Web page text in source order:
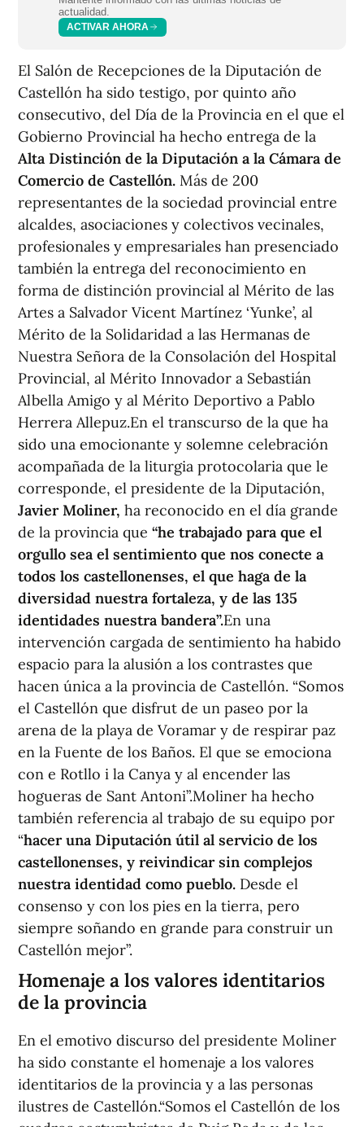
actualidad.
ACTIVAR AHORA
El Salón de Recepciones de la Diputación de
Castellón ha sido testigo, por quinto año
consecutivo, del Día de la Provincia en el que el
Gobierno Provincial ha hecho entrega de la
Alta Distinción de la Diputación a la Cámara de
Comercio de Castellón. Más de 200
representantes de la sociedad provincial entre
alcaldes, asociaciones y colectivos vecinales,
profesionales y empresariales han presenciado
también la entrega del reconocimiento en
forma de distinción provincial al Mérito de las
Artes a Salvador Vicent Martínez ‘Yunke’, al
Mérito de la Solidaridad a las Hermanas de
Nuestra Señora de la Consolación del Hospital
Provincial, al Mérito Innovador a Sebastián
Albella Amigo y al Mérito Deportivo a Pablo
Herrera Allepuz.En el transcurso de la que ha
sido una emocionante y solemne celebración
acompañada de la liturgia protocolaria que le
corresponde, el presidente de la Diputación,
Javier Moliner, ha reconocido en el día grande
de la provincia que “he trabajado para que el
orgullo sea el sentimiento que nos conecte a
todos los castellonenses, el que haga de la
diversidad nuestra fortaleza, y de las 135
identidades nuestra bandera”.En una
intervención cargada de sentimiento ha habido
espacio para la alusión a los contrastes que
hacen única a la provincia de Castellón. “Somos
el Castellón que disfrut de un paseo por la
arena de la playa de Voramar y de respirar paz
en la Fuente de los Baños. El que se emociona
con e Rotllo i la Canya y al encender las
hogueras de Sant Antoni”.Moliner ha hecho
también referencia al trabajo de su equipo por
“hacer una Diputación útil al servicio de los
castellonenses, y reivindicar sin complejos
nuestra identidad como pueblo. Desde el
consenso y con los pies en la tierra, pero
siempre soñando en grande para construir un
Castellón mejor”.
Homenaje a los valores identitarios
de la provincia
En el emotivo discurso del presidente Moliner
ha sido constante el homenaje a los valores
identitarios de la provincia y a las personas
ilustres de Castellón.“Somos el Castellón de los